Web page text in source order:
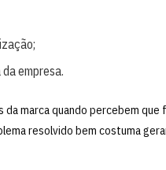
empresa.
marca quando percebem que
resolvido bem costuma